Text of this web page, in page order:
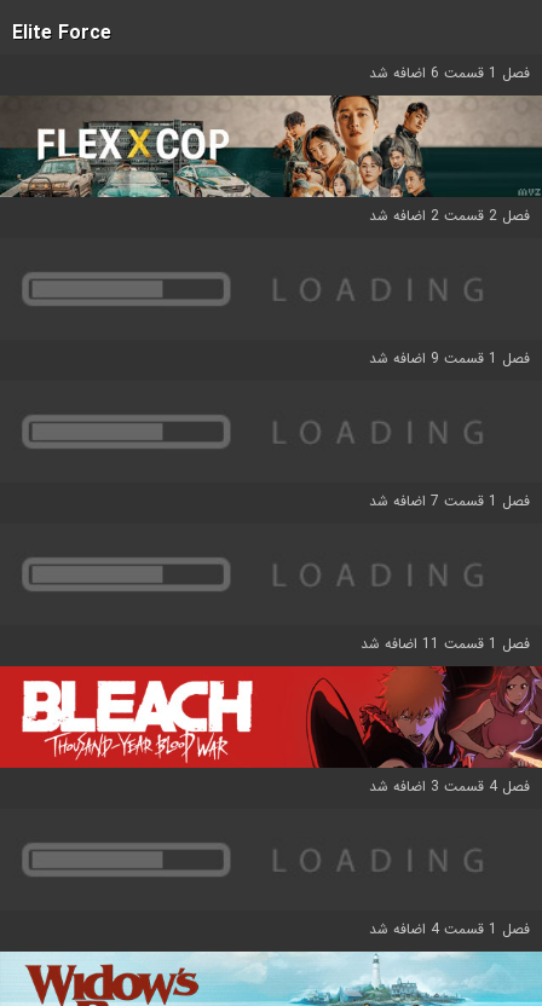
Elite Force
فصل 1 قسمت 6 اضافه شد
فصل 2 قسمت 2 اضافه شد
فصل 1 قسمت 9 اضافه شد
فصل 1 قسمت 7 اضافه شد
فصل 1 قسمت 11 اضافه شد
فصل 4 قسمت 3 اضافه شد
فصل 1 قسمت 4 اضافه شد